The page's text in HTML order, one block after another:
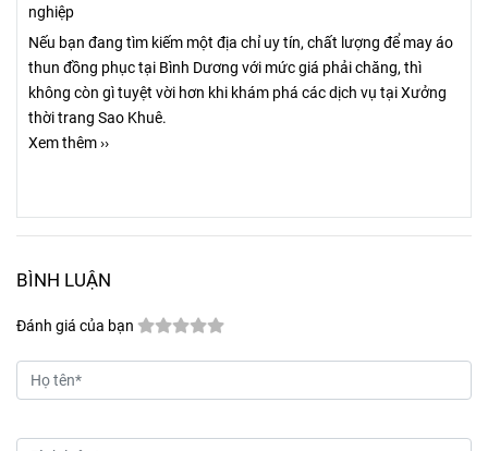
nghiệp
Nếu bạn đang tìm kiếm một địa chỉ uy tín, chất lượng để may áo
thun đồng phục tại Bình Dương với mức giá phải chăng, thì
không còn gì tuyệt vời hơn khi khám phá các dịch vụ tại Xưởng
thời trang Sao Khuê.
Xem thêm ››
BÌNH LUẬN
Đánh giá của bạn